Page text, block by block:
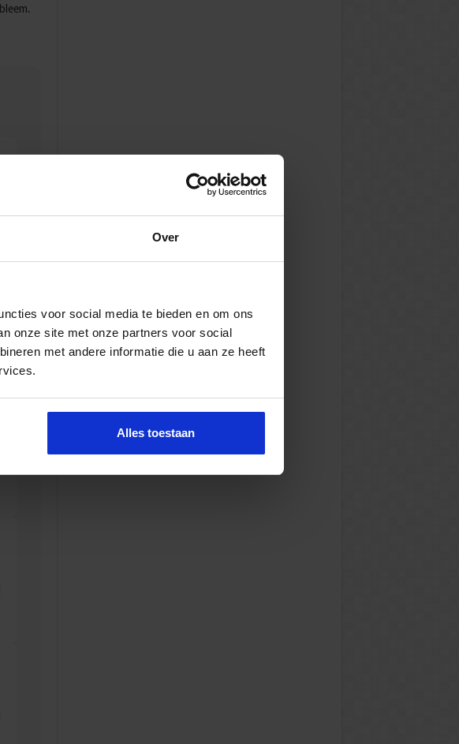
Over
voor social media te bieden en om ons
onze site met onze partners voor social
met andere informatie die u aan ze heeft
Alles toestaan